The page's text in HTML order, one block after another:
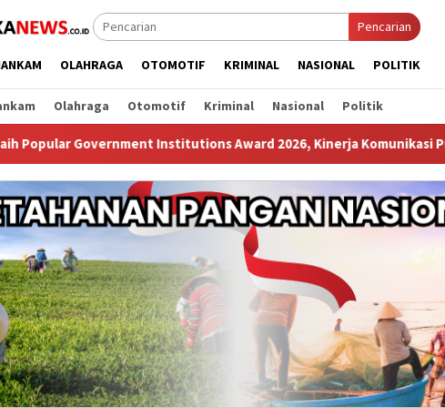
Pencarian
OLAHRAGA OTOMOTIF KRIMINAL NASIONAL POLITIK
Olahraga Otomotif Kriminal Nasional Politik
Institutions Award 2026, Kinerja Komunikasi Publik Kementerian